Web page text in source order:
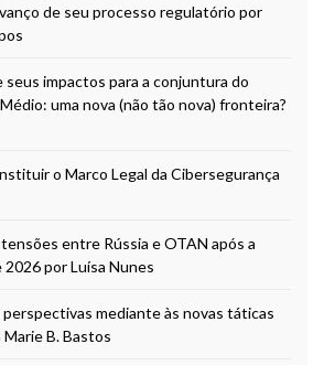
de seu processo regulatório por
seus impactos para a conjuntura do
uma nova (não tão nova) fronteira?
o Marco Legal da Cibersegurança
entre Rússia e OTAN após a
por Luísa Nunes
mediante às novas táticas
B. Bastos